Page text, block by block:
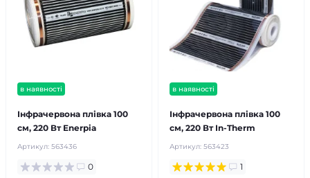
в наявності
Інфрачервона плівка 100
см, 220 Вт Enerpia
Артикул: 563436
0
в наявності
Інфрачервона плівка 100
см, 220 Вт In-Therm
Артикул: 563423
1